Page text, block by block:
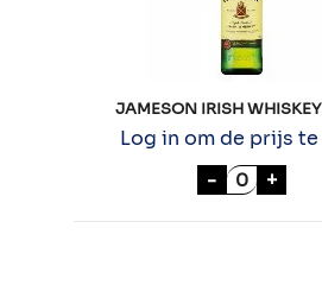
JAMESON IRISH
Log in om de prijs te
-
+